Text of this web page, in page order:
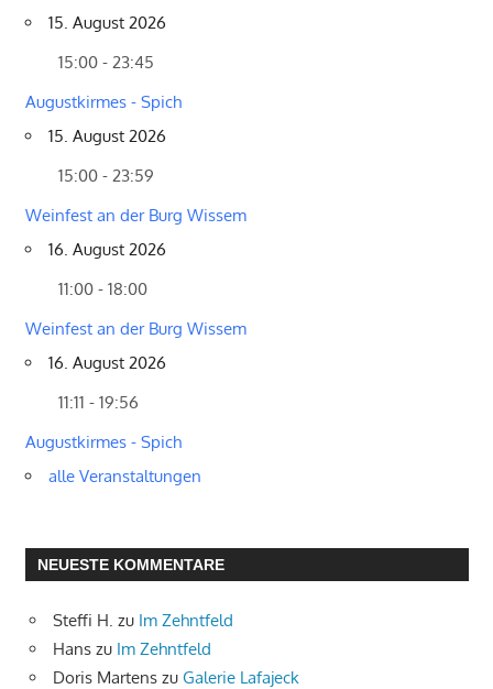
15. August 2026
15:00 - 23:45
Augustkirmes - Spich
15. August 2026
15:00 - 23:59
Weinfest an der Burg Wissem
16. August 2026
11:00 - 18:00
Weinfest an der Burg Wissem
16. August 2026
11:11 - 19:56
Augustkirmes - Spich
alle Veranstaltungen
NEUESTE KOMMENTARE
Steffi H. zu Im Zehntfeld
Hans zu Im Zehntfeld
Doris Martens zu Galerie Lafajeck